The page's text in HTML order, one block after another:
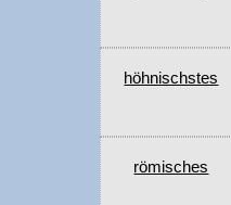
höhnischstes
römisches